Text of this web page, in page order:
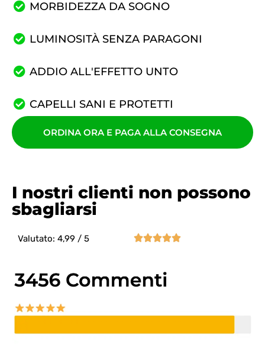
MORBIDEZZA DA SOGNO
LUMINOSITÀ SENZA PARAGONI
ADDIO ALL'EFFETTO UNTO
CAPELLI SANI E PROTETTI
ORDINA ORA E PAGA ALLA CONSEGNA
I nostri clienti non possono
sbagliarsi
Valutato: 4,99 / 5 